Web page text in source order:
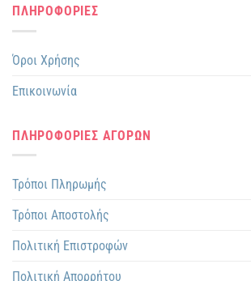
ΠΛΗΡΟΦΟΡΙΕΣ
Όροι Χρήσης
Επικοινωνία
ΠΛΗΡΟΦΟΡΙΕΣ ΑΓΟΡΩΝ
Τρόποι Πληρωμής
Τρόποι Αποστολής
Πολιτική Επιστροφών
Πολιτική Απορρήτου